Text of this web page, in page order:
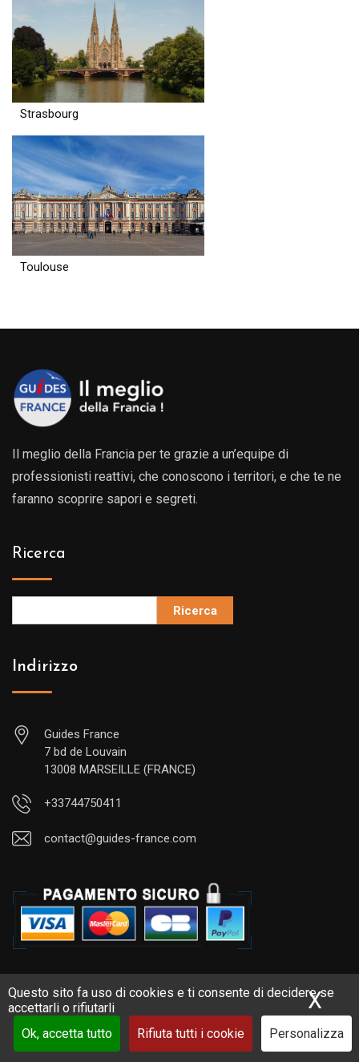
Questo sito fa uso di cookies e ti consente di decidere se
accettarli o rifiutarli
Ok, accetta tutto
Rifiuta tutti i cookie Personalizza
X
Strasbourg
Toulouse
Il meglio della Francia per te grazie a un’equipe di
professionisti reattivi, che conoscono i territori, e che te ne
faranno scoprire sapori e segreti.
Ricerca
Ricerca
Indirizzo
Guides France
7 bd de Louvain
13008 MARSEILLE (FRANCE)
+33744750411
contact@guides-france.com
Visita la Francia
Attività in Francia (visite, tour)